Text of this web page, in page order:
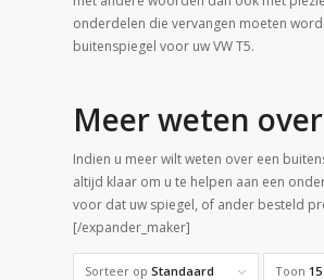
onderdelen die vervangen moeten
buitenspiegel voor uw VW T5.
Meer weten
Indien u meer wilt weten over een
altijd klaar om u te helpen aan een
voor dat uw spiegel, of ander besteld
[/expander_maker]
Sorteer op Standaard Toon